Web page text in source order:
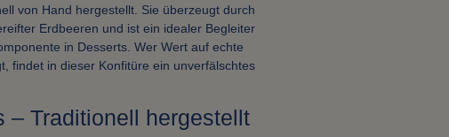
von Hand hergestellt. Sie überzeugt durch
Erdbeeren und ist ein idealer Begleiter
in Desserts. Wer Wert auf echte
findet in dieser Konfitüre ein unverfälschtes
– Traditionell hergestellt